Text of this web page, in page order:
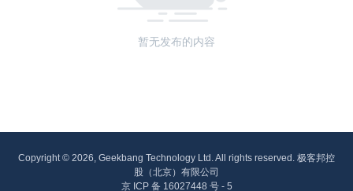
暂无发布的内容
Copyright © 2026, Geekbang Technology Ltd. All rights reserved. 极客邦控
股（北京）有限公司
京 ICP 备 16027448 号 - 5